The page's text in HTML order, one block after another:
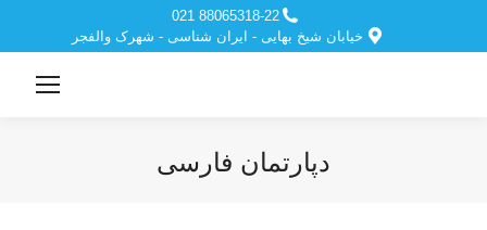
88065318-22 021
خیابان شیخ بهایی - ایران شناسی - شهرک والفجر
دپارتمان فارسی